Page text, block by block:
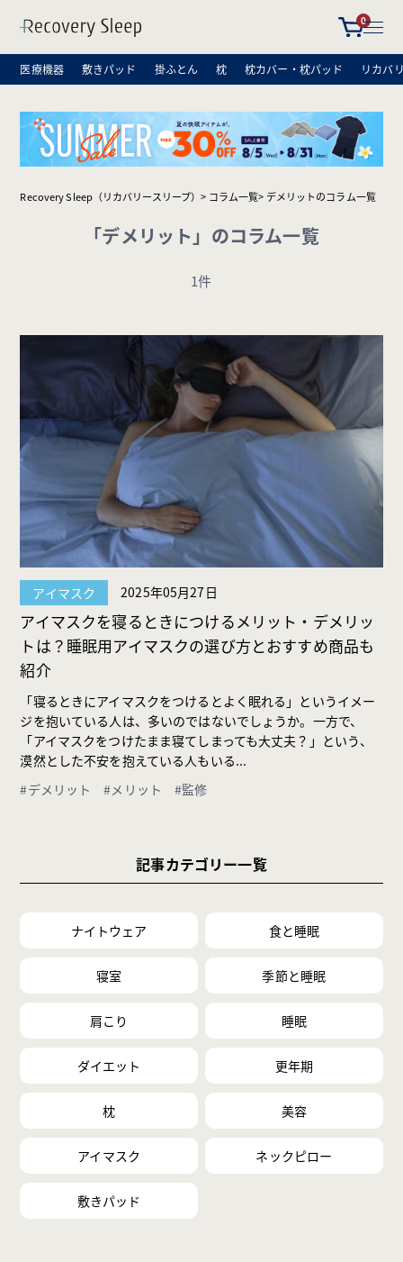
0
医療機器 敷きパッド 掛ふとん 枕 枕カバー・枕パッド リカバ
Recovery Sleep（リカバリースリープ） コラム一覧 デメリットのコラム一覧
「デメリット」のコラム一覧
1件
アイマスク 2025年05月27日
アイマスクを寝るときにつけるメリット・デメリッ
トは？睡眠用アイマスクの選び方とおすすめ商品も
紹介
「寝るときにアイマスクをつけるとよく眠れる」というイメー
ジを抱いている人は、多いのではないでしょうか。一方で、
「アイマスクをつけたまま寝てしまっても大丈夫？」という、
漠然とした不安を抱えている人もいる...
#デメリット
#メリット #監修
記事カテゴリー一覧
ナイトウェア 食と睡眠
寝室 季節と睡眠
肩こり 睡眠
ダイエット 更年期
枕 美容
アイマスク ネックピロー
敷きパッド